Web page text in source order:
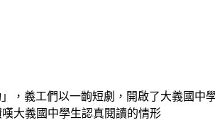
，義工們以一齣短劇，開啟了大義國中
大義國中學生認真閱讀的情形